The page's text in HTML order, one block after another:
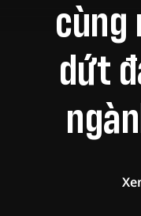
cùng
dứt